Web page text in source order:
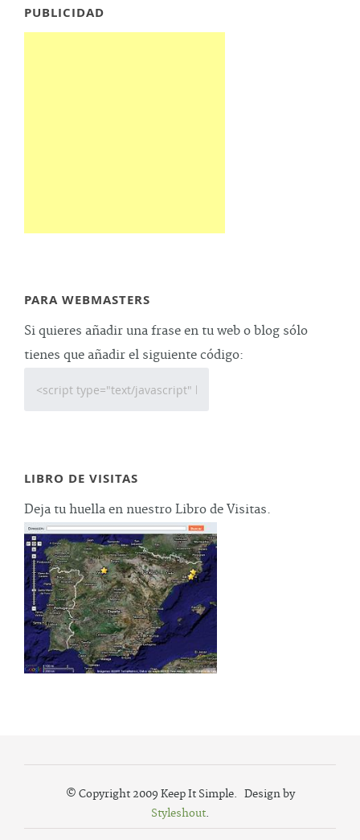
PUBLICIDAD
PARA WEBMASTERS
Si quieres añadir una frase en tu web o blog sólo
tienes que añadir el siguiente código:
LIBRO DE VISITAS
Deja tu huella en nuestro Libro de Visitas.
© Copyright 2009 Keep It Simple. Design by
Styleshout.